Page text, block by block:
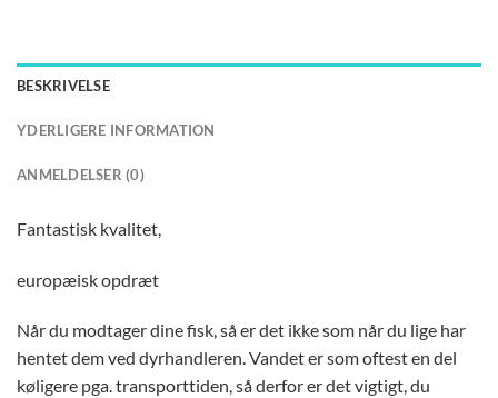
BESKRIVELSE
YDERLIGERE INFORMATION
ANMELDELSER (0)
Fantastisk kvalitet,
europæisk opdræt
Når du modtager dine fisk, så er det ikke som når du lige har
hentet dem ved dyrhandleren. Vandet er som oftest en del
køligere pga. transporttiden, så derfor er det vigtigt, du